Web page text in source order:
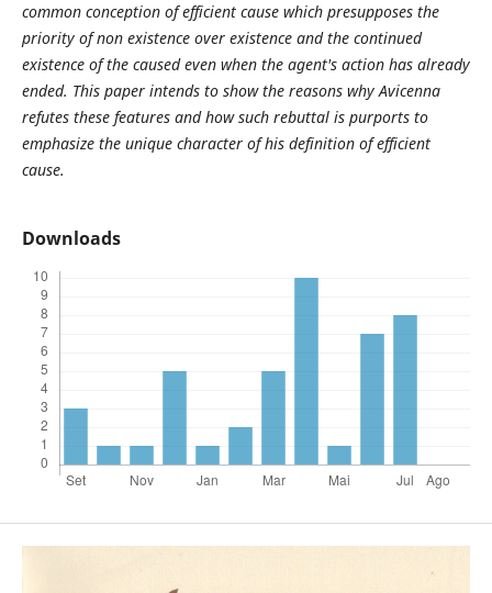
common conception of efficient cause which presupposes the
priority of non existence over existence and the continued
existence of the caused even when the agent's action has already
ended. This paper intends to show the reasons why Avicenna
refutes these features and how such rebuttal is purports to
emphasize the unique character of his definition of efficient
cause.
Downloads